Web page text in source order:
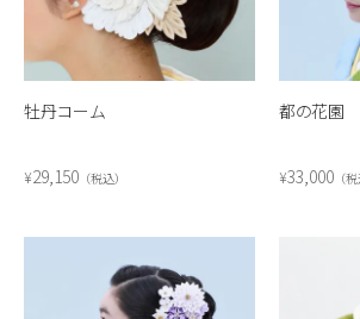
牡丹コーム
¥29,150 税込
都の花園
¥33,000